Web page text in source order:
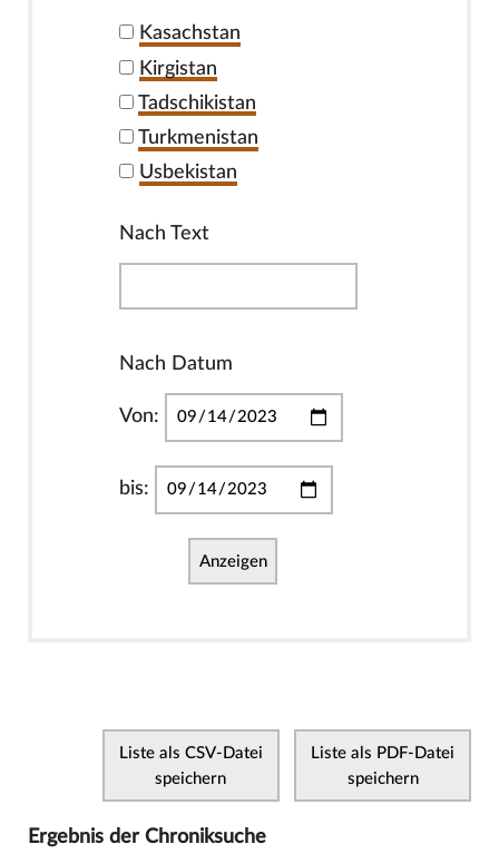
Kasachstan
Kirgistan
Tadschikistan
Turkmenistan
Usbekistan
Nach Text
Nach Datum
Von:
bis:
Anzeigen
Liste als CSV-Datei
speichern
Liste als PDF-Datei
speichern
Ergebnis der Chroniksuche